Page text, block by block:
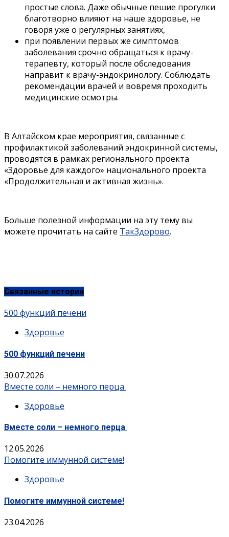
простые слова. Даже обычные пешие прогулки
благотворно влияют на наше здоровье, не
говоря уже о регулярных занятиях,
при появлении первых же симптомов
заболевания срочно обращаться к врачу-
терапевту, который после обследования
направит к врачу-эндокринологу. Соблюдать
рекомендации врачей и вовремя проходить
медицинские осмотры.
В Алтайском крае мероприятия, связанные с
профилактикой заболеваний эндокринной системы,
проводятся в рамках регионального проекта
«Здоровье для каждого» национального проекта
«Продолжительная и активная жизнь».
Больше полезной информации на эту тему вы
можете прочитать на сайте ТакЗдорово.
Связанные истории
500 функций печени
Здоровье
500 функций печени
30.07.2026
Вместе соли – немного перца
Здоровье
Вместе соли – немного перца
12.05.2026
Помогите иммунной системе!
Здоровье
Помогите иммунной системе!
23.04.2026